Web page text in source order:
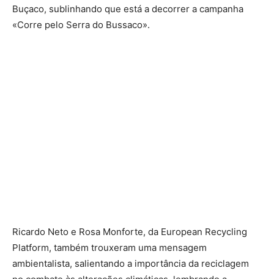
Buçaco, sublinhando que está a decorrer a campanha
«Corre pelo Serra do Bussaco».
Ricardo Neto e Rosa Monforte, da European Recycling
Platform, também trouxeram uma mensagem
ambientalista, salientando a importância da reciclagem